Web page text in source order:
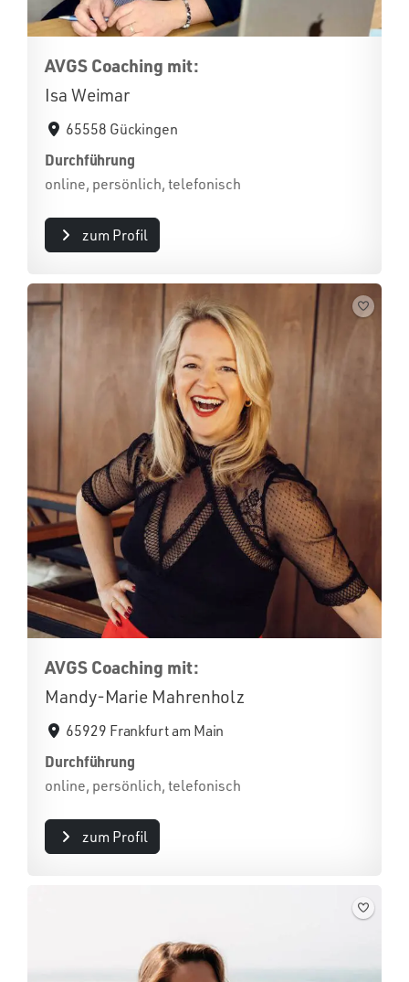
AVGS Coaching mit:
Isa Weimar
65558 Gückingen
Durchführung
online, persönlich, telefonisch
zum Profil
AVGS Coaching mit:
Mandy-Marie Mahrenholz
65929 Frankfurt am Main
Durchführung
online, persönlich, telefonisch
zum Profil